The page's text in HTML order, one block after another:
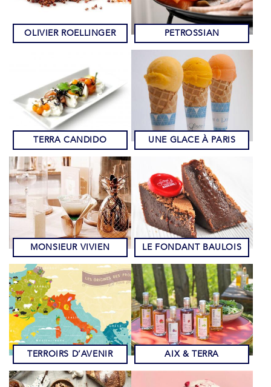
OLIVIER ROELLINGER PETROSSIAN
TERRA CANDIDO UNE GLACE À PARIS
MONSIEUR VIVIEN LE FONDANT BAULOIS
TERROIRS D’AVENIR AIX & TERRA